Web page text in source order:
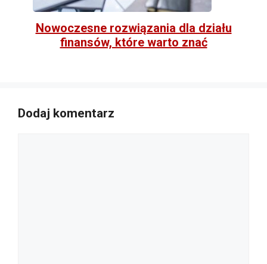
Nowoczesne rozwiązania dla działu
finansów, które warto znać
Dodaj komentarz